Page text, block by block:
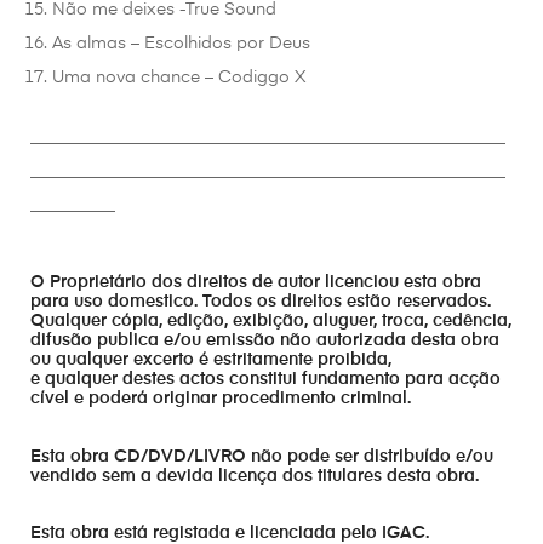
Não me deixes -True Sound
As almas – Escolhidos por Deus
Uma nova chance – Codiggo X
O Proprietário dos direitos de autor licenciou esta obra
para uso domestico. Todos os direitos estão reservados.
Qualquer cópia, edição, exibição, aluguer, troca, cedência,
difusão publica e/ou emissão não autorizada desta obra
ou qualquer excerto é estritamente proibida,
e qualquer destes actos constitui fundamento para acção
cível e poderá originar procedimento criminal.
Esta obra CD/DVD/LIVRO não pode ser distribuído e/ou
vendido sem a devida licença dos titulares desta obra.
Esta obra está registada e licenciada pelo IGAC.